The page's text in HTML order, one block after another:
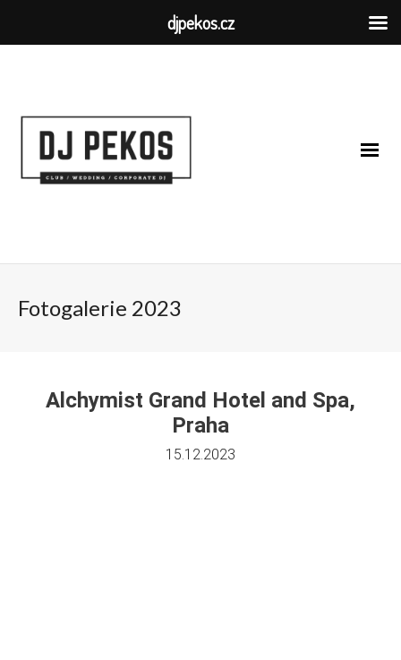
Fotogalerie 2023
Alchymist Grand Hotel and Spa,
Praha
15.12.2023
djpekos.cz